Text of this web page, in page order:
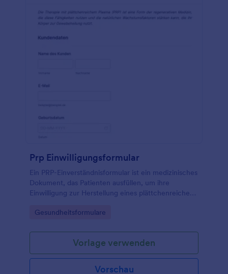
Entlassung von Patienten benötigen.
Prp Einwilligungsformular
Ein PRP-Einverständnisformular ist ein medizinisches
Dokument, das Patienten ausfüllen, um ihre
Einwilligung zur Herstellung eines plättchenreichen
Go to Category:
Gesundheitsformulare
Vorlage verwenden
Vorschau